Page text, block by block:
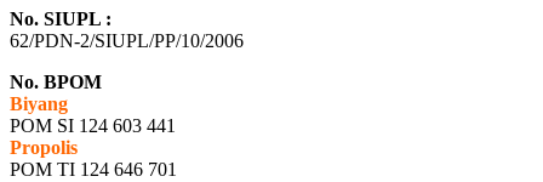
No. SIUPL :
62/PDN-2/SIUPL/PP/10/2006
No. BPOM
Biyang
POM SI 124 603 441
Propolis
POM TI 124 646 701